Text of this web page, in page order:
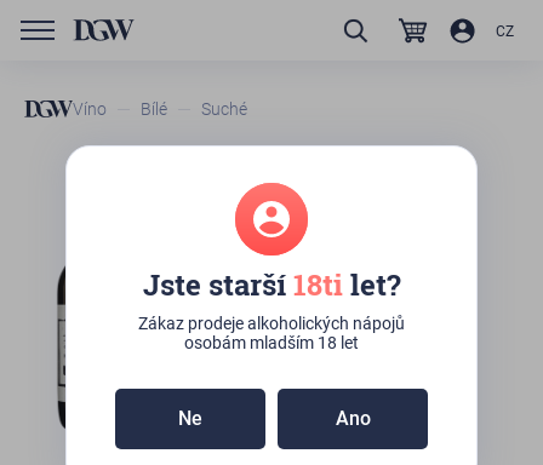
CZ
Víno Bílé Suché
8594186262458
Milan Nestarec Bêl
K osobnímu odběru: 10ks(Kateřinská 492/10,
Jste starší18tilet?
Zákaz prodeje alkoholických nápojů
osobám mladším 18 let
Ne Ano